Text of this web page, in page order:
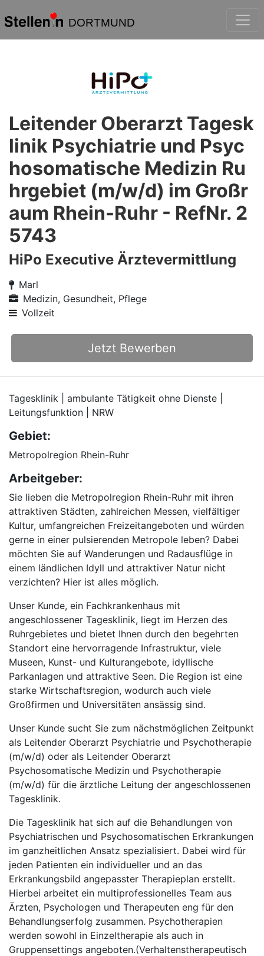
DORTMUND
Leitender Oberarzt Tagesk
linik Psychiatrie und Psyc
hosomatische Medizin Ru
hrgebiet (m/w/d) im Großr
aum Rhein-Ruhr - RefNr. 2
5743
HiPo Executive Ärztevermittlung
Marl
Medizin, Gesundheit, Pflege
Vollzeit
Jetzt Bewerben
Tagesklinik | ambulante Tätigkeit ohne Dienste |
Leitungsfunktion | NRW
Gebiet:
Metropolregion Rhein-Ruhr
Arbeitgeber:
Sie lieben die Metropolregion Rhein-Ruhr mit ihren
attraktiven Städten, zahlreichen Messen, vielfältiger
Kultur, umfangreichen Freizeitangeboten und würden
gerne in einer pulsierenden Metropole leben? Dabei
möchten Sie auf Wanderungen und Radausflüge in
einem ländlichen Idyll und attraktiver Natur nicht
verzichten? Hier ist alles möglich.
Unser Kunde, ein Fachkrankenhaus mit
angeschlossener Tagesklinik, liegt im Herzen des
Ruhrgebietes und bietet Ihnen durch den begehrten
Standort eine hervorragende Infrastruktur, viele
Museen, Kunst- und Kulturangebote, idyllische
Parkanlagen und attraktive Seen. Die Region ist eine
starke Wirtschaftsregion, wodurch auch viele
Großfirmen und Universitäten ansässig sind.
Unser Kunde sucht Sie zum nächstmöglichen Zeitpunkt
als Leitender Oberarzt Psychiatrie und Psychotherapie
(m/w/d) oder als Leitender Oberarzt
Psychosomatische Medizin und Psychotherapie
(m/w/d) für die ärztliche Leitung der angeschlossenen
Tagesklinik.
Die Tagesklinik hat sich auf die Behandlungen von
Psychiatrischen und Psychosomatischen Erkrankungen
im ganzheitlichen Ansatz spezialisiert. Dabei wird für
jeden Patienten ein individueller und an das
Erkrankungsbild angepasster Therapieplan erstellt.
Hierbei arbeitet ein multiprofessionelles Team aus
Ärzten, Psychologen und Therapeuten eng für den
Behandlungserfolg zusammen. Psychotherapien
werden sowohl in Einzeltherapie als auch in
Gruppensettings angeboten.(Verhaltenstherapeutisch